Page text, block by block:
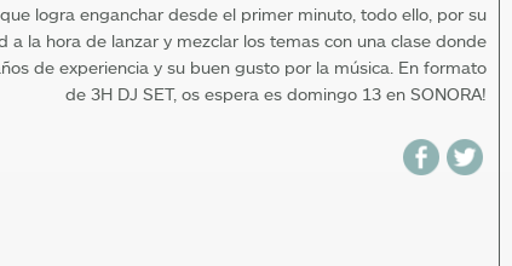
logra enganchar desde el primer minuto, todo ello, por su
a la hora de lanzar y mezclar los temas con una clase donde
de experiencia y su buen gusto por la música. En formato
de 3H DJ SET, os espera es domingo 13 en SONORA!